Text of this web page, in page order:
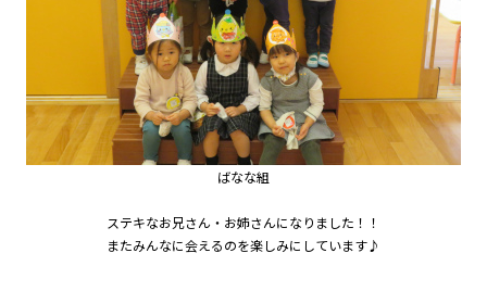
ばなな組
ステキなお兄さん・お姉さんになりました！！
またみんなに会えるのを楽しみにしています♪